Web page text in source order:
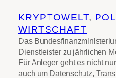
KRYPTOWELT,
WIRTSCHAFT
Das
Dienstleister zu jährlichen
Für Anleger geht es nicht
auch um Datenschutz,